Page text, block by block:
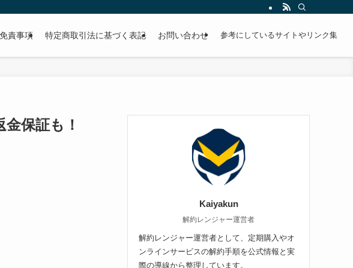
免責事項 特定商取引法に基づく表記 お問い合わせ 参考にしているサイトやリンク集
保証も！
Kaiyakun
解約レンジャー運営者
解約レンジャー運営者として、定期購入やオ
ンラインサービスの解約手順を公式情報と実
際の導線から整理しています。